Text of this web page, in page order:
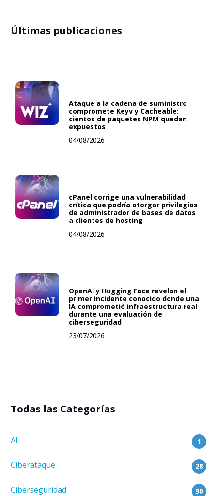
Últimas publicaciones
Ataque a la cadena de suministro
compromete Keyv y Cacheable:
cientos de paquetes NPM quedan
expuestos
04/08/2026
cPanel corrige una vulnerabilidad
crítica que podría otorgar privilegios
de administrador de bases de datos
a clientes de hosting
04/08/2026
OpenAI y Hugging Face revelan el
primer incidente conocido donde una
IA comprometió infraestructura real
durante una evaluación de
ciberseguridad
23/07/2026
Todas las Categorías
AI 1
Ciberataque 28
Ciberseguridad 90